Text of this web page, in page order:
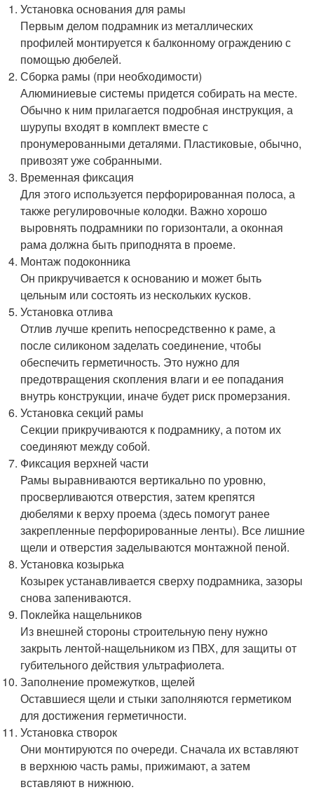
Установка основания для рамы
Первым делом подрамник из металлических
профилей монтируется к балконному ограждению с
помощью дюбелей.
Сборка рамы (при необходимости)
Алюминиевые системы придется собирать на месте.
Обычно к ним прилагается подробная инструкция, а
шурупы входят в комплект вместе с
пронумерованными деталями. Пластиковые, обычно,
привозят уже собранными.
Временная фиксация
Для этого используется перфорированная полоса, а
также регулировочные колодки. Важно хорошо
выровнять подрамники по горизонтали, а оконная
рама должна быть приподнята в проеме.
Монтаж подоконника
Он прикручивается к основанию и может быть
цельным или состоять из нескольких кусков.
Установка отлива
Отлив лучше крепить непосредственно к раме, а
после силиконом заделать соединение, чтобы
обеспечить герметичность. Это нужно для
предотвращения скопления влаги и ее попадания
внутрь конструкции, иначе будет риск промерзания.
Установка секций рамы
Секции прикручиваются к подрамнику, а потом их
соединяют между собой.
Фиксация верхней части
Рамы выравниваются вертикально по уровню,
просверливаются отверстия, затем крепятся
дюбелями к верху проема (здесь помогут ранее
закрепленные перфорированные ленты). Все лишние
щели и отверстия заделываются монтажной пеной.
Установка козырька
Козырек устанавливается сверху подрамника, зазоры
снова запениваются.
Поклейка нащельников
Из внешней стороны строительную пену нужно
закрыть лентой-нащельником из ПВХ, для защиты от
губительного действия ультрафиолета.
Заполнение промежутков, щелей
Оставшиеся щели и стыки заполняются герметиком
для достижения герметичности.
Установка створок
Они монтируются по очереди. Сначала их вставляют
в верхнюю часть рамы, прижимают, а затем
вставляют в нижнюю.